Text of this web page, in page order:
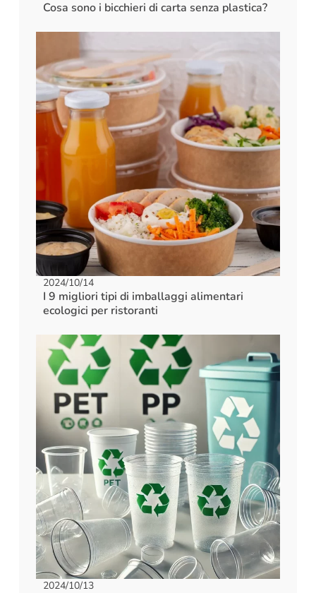
Cosa sono i bicchieri di carta senza plastica?
2024/10/14
I 9 migliori tipi di imballaggi alimentari
ecologici per ristoranti
2024/10/13